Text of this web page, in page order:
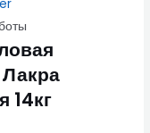
14кг